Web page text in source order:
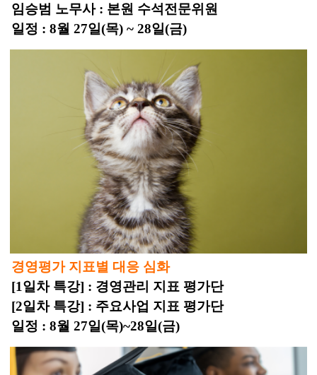
임승범 노무사 : 본원 수석전문위원
일정 : 8월 27일(목) ~ 28일(금)
경영평가 지표별 대응 심화
[1일차 특강] : 경영관리 지표 평가단
[2일차 특강] : 주요사업 지표 평가단
일정 : 8월 27일(목)~28일(금)